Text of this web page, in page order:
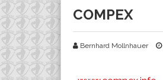
COMPEX
Bernhard Mollnhauer